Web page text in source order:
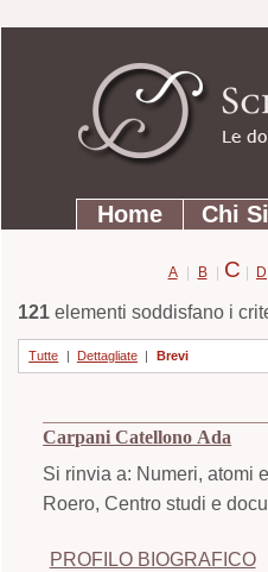
contenuti.
Strumenti
personali
SezioniHome Chi
A | B | C | D
121elementi soddisfano i
Tutte | Dettagliate | Brevi
Carpani Catellono Ada
Si rinvia a: Numeri, atomi
Roero, Centro studi e
PROFILO BIOGRAFICO